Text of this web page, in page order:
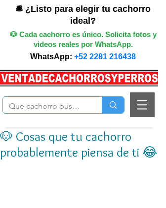
🛎️ ¿Listo para elegir tu cachorro
ideal?
🐶 Cada cachorro es único. Solicita fotos y
videos reales por WhatsApp.
WhatsApp: +52 2281 216438
🐶 Cosas que tu cachorro
probablemente piensa de ti 😂